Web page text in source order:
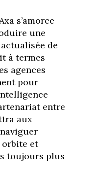
s’amorce
une
de
à termes
agences
pour
entre
aux
orbite et
toujours plus